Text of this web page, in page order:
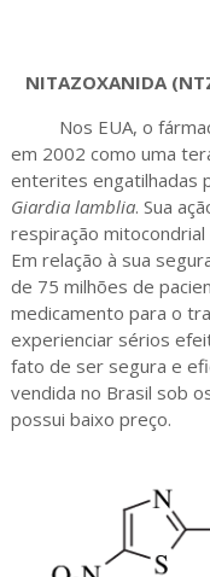
NITAZOXANIDA
Nos EUA, o
em 2002 como uma
enterites engatilhadas
Giardia lamblia. Sua
respiração
Em relação à sua
de 75 milhões de
medicamento para o
experienciar sérios
fato de ser segura e
vendida no Brasil sob
possui baixo preço.